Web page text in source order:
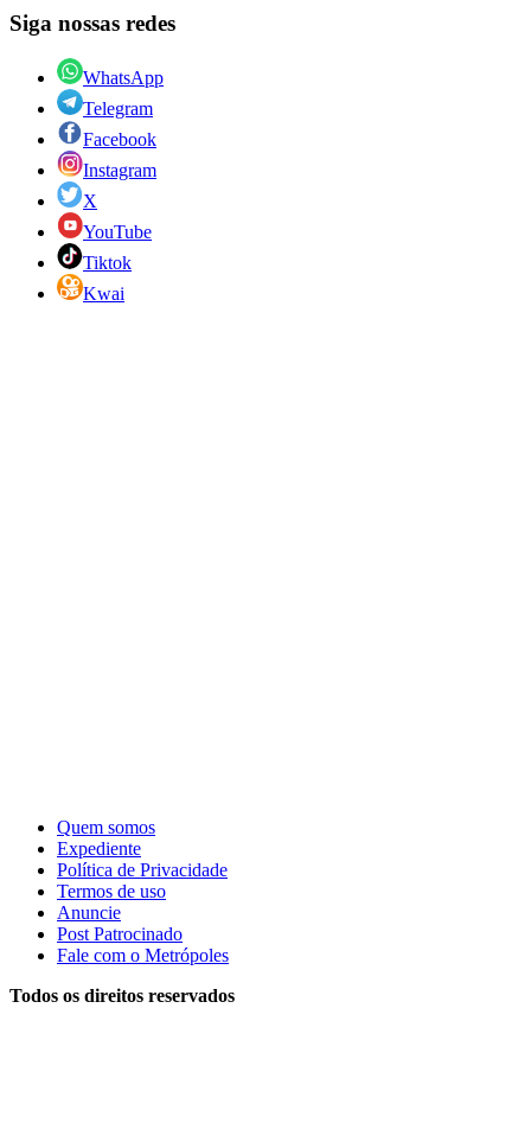
Siga nossas redes
WhatsApp
Telegram
Facebook
Instagram
X
YouTube
Tiktok
Kwai
Quem somos
Expediente
Política de Privacidade
Termos de uso
Anuncie
Post Patrocinado
Fale com o Metrópoles
Todos os direitos reservados